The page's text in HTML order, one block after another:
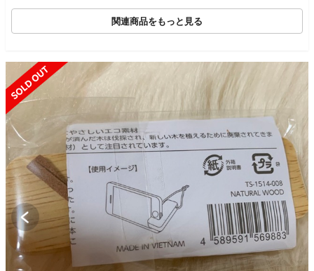
関連商品をもっと見る